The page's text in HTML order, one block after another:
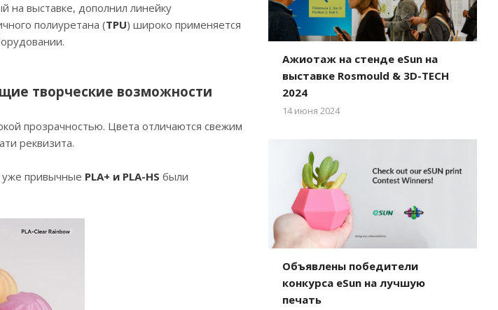
на выставке, дополнил линейку
полиуретана (TPU) широко применяется
творческие возможности
прозрачностью. Цвета отличаются свежим
реквизита.
уже привычные PLA+ и PLA-HS были
Ажиотаж на стенде eSun на
выставке Rosmould & 3D-TECH
2024
14 июня 2024
Объявлены победители
конкурса eSun на лучшую
печать